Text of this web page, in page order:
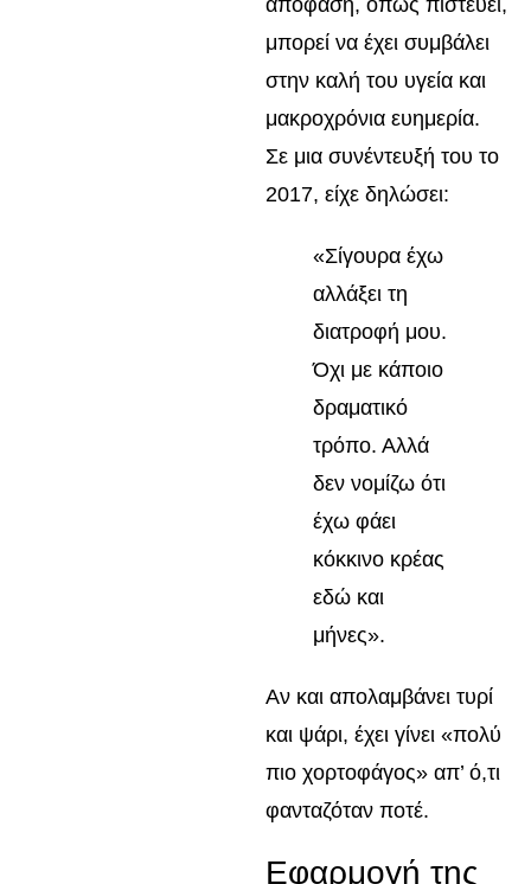
απόφαση, όπως πιστεύει,
μπορεί να έχει συμβάλει
στην καλή του υγεία και
μακροχρόνια ευημερία.
Σε μια συνέντευξή του το
2017, είχε δηλώσει:
«Σίγουρα έχω
αλλάξει τη
διατροφή μου.
Όχι με κάποιο
δραματικό
τρόπο. Αλλά
δεν νομίζω ότι
έχω φάει
κόκκινο κρέας
εδώ και
μήνες».
Αν και απολαμβάνει τυρί
και ψάρι, έχει γίνει «πολύ
πιο χορτοφάγος» απ’ ό,τι
φανταζόταν ποτέ.
Εφαρμογή της